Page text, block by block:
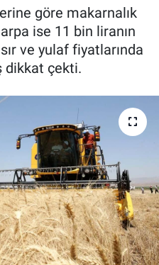
göre makarnalık
ise 11 bin liranın
ve yulaf fiyatlarında
dikkat çekti.